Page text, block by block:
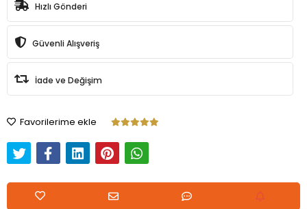
Hızlı Gönderi
Güvenli Alışveriş
İade ve Değişim
Favorilerime ekle